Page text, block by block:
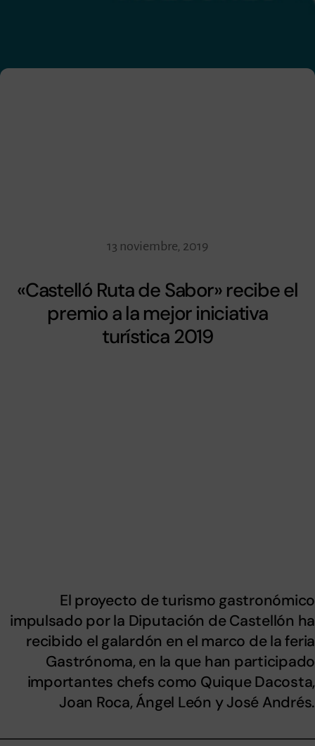
13 noviembre, 2019
«Castelló Ruta de Sabor» recibe el
premio a la mejor iniciativa
turística 2019
El proyecto de turismo gastronómico
impulsado por la Diputación de Castellón ha
recibido el galardón en el marco de la feria
Gastrónoma, en la que han participado
importantes chefs como Quique Dacosta,
Joan Roca, Ángel León y José Andrés.